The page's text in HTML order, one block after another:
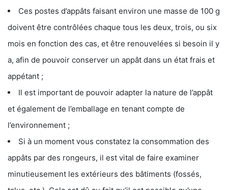
Ces postes d’appâts faisant environ une masse de 100 g
doivent être contrôlées chaque tous les deux, trois, ou six
mois en fonction des cas, et être renouvelées si besoin il y
a, afin de pouvoir conserver un appât dans un état frais et
appétant ;
Il est important de pouvoir adapter la nature de l’appât
et également de l’emballage en tenant compte de
l’environnement ;
Si à un moment vous constatez la consommation des
appâts par des rongeurs, il est vital de faire examiner
minutieusement les extérieurs des bâtiments (fossés,